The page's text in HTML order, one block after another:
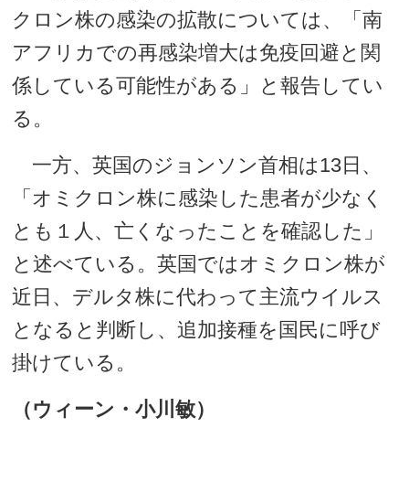
クロン株の感染の拡散については、「南
アフリカでの再感染増大は免疫回避と関
係している可能性がある」と報告してい
る。
一方、英国のジョンソン首相は13日、
「オミクロン株に感染した患者が少なく
とも１人、亡くなったことを確認した」
と述べている。英国ではオミクロン株が
近日、デルタ株に代わって主流ウイルス
となると判断し、追加接種を国民に呼び
掛けている。
（ウィーン・小川敏）